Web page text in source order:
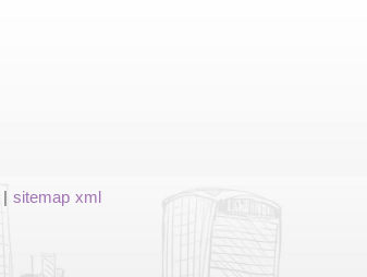
| sitemap xml